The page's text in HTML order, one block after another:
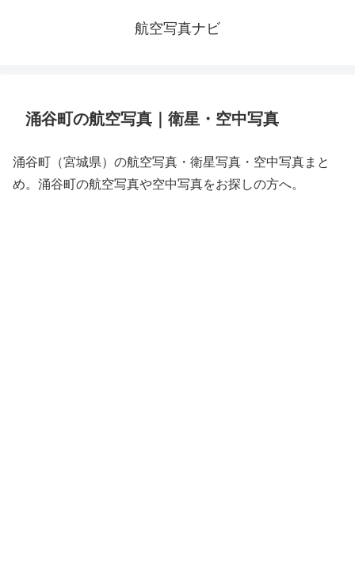
航空写真ナビ
涌谷町の航空写真｜衛星・空中写真
涌谷町（宮城県）の航空写真・衛星写真・空中写真まと
め。涌谷町の航空写真や空中写真をお探しの方へ。